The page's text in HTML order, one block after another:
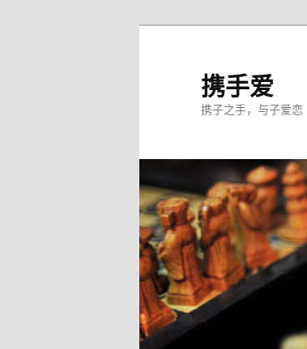
携手爱
携子之手，与子爱恋